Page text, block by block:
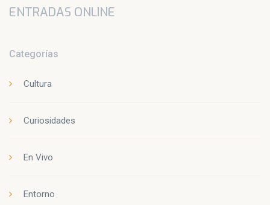
ENTRADAS ONLINE
Categorías
Cultura
Curiosidades
En Vivo
Entorno